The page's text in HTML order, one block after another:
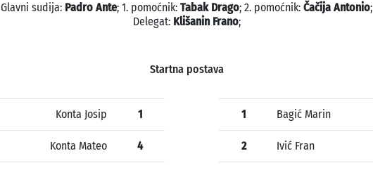
Glavni sudija: Padro Ante; 1. pomoćnik: Tabak Drago; 2. pomoćnik: Čačija Antonio;
Delegat: Klišanin Frano;
Startna postava
Konta Josip 1
Konta Mateo 4
1 Bagić Marin
2 Ivić Fran